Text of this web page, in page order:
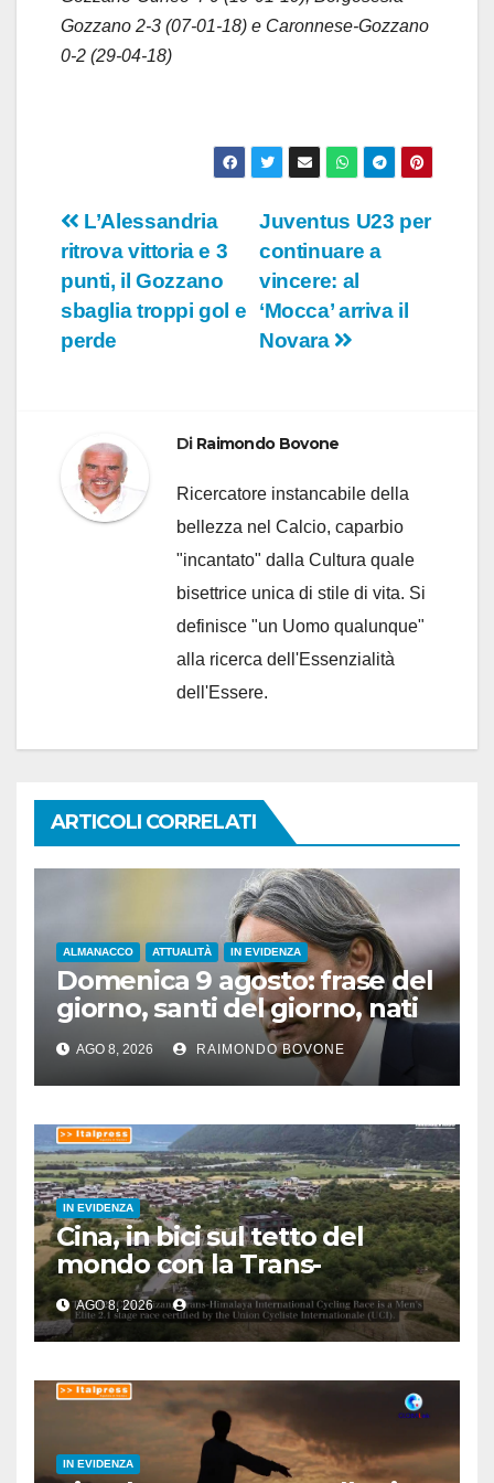
Gozzano 2-3 (07-01-18) e Caronnese-Gozzano
0-2 (29-04-18)
Navigazione
articoli
Juventus U23 per
continuare a
vincere: al
‘Mocca’ arriva il
Novara
L’Alessandria
ritrova vittoria e 3
punti, il Gozzano
sbaglia troppi gol e
perde
Di Raimondo Bovone
Ricercatore instancabile della
bellezza nel Calcio, caparbio
"incantato" dalla Cultura quale
bisettrice unica di stile di vita. Si
definisce "un Uomo qualunque"
alla ricerca dell'Essenzialità
dell'Essere.
ARTICOLI CORRELATI
ALMANACCO ATTUALITÀ IN EVIDENZA
Domenica 9 agosto: frase del
giorno, santi del giorno, nati
famosi, accadde oggi
AGO 8, 2026 RAIMONDO BOVONE
IN EVIDENZA
Cina, in bici sul tetto del
mondo con la Trans-
Himalaya Race
AGO 8, 2026
IN EVIDENZA